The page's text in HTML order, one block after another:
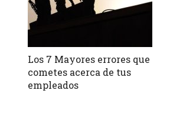
Los 7 Mayores errores que
cometes acerca de tus
empleados